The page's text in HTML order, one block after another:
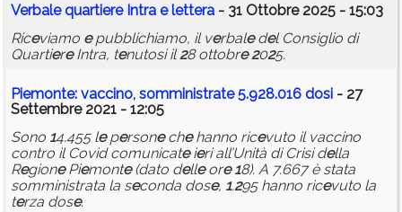
Annunci
VerbalequartiereIntra elettera - 31 Ottobre 2025 - 15:03
Riceviamo epubblichiamo, il verbaledel Consiglio di
QuartiereIntra, tenutosi il28 ottobre 2025.
Piemonte: vaccino, somministrate5.928.016 dosi - 27
Settembre 2021 - 12:05
Sono 14.455 lepersonechehanno ricevuto il vaccino
contro il Covid comunicateieri all’Unità di Crisi della
RegionePiemonte(dato delleore 18). A 7.667 è stata
somministrata la seconda dose, 1.295 hanno ricevuto la
terza dose.